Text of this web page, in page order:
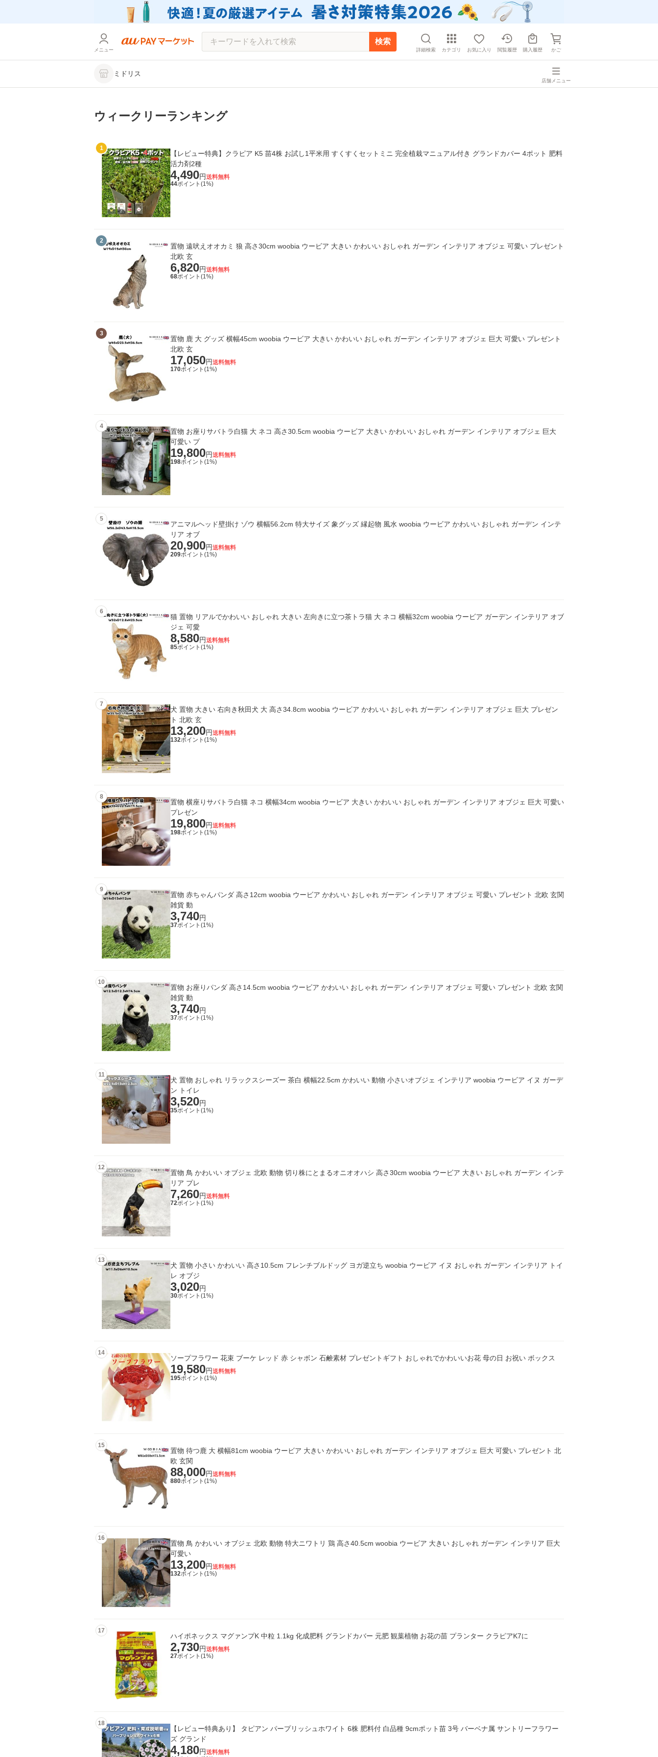
メニュー
検索
詳細検索 カテゴリ お気に入り 閲覧履歴 購入履歴 かご
ミドリス
店舗メニュー
ウィークリーランキング
1
【レビュー特典】クラピア K5 苗4株 お試し1平米用 すくすくセットミニ 完全植栽マニュアル付き グランドカバー 4ポット 肥料
活力剤2種
4,490円送料無料
44ポイント(1%)
2
置物 遠吠えオオカミ 狼 高さ30cm woobia ウービア 大きい かわいい おしゃれ ガーデン インテリア オブジェ 可愛い プレゼント
北欧 玄
6,820円送料無料
68ポイント(1%)
3
置物 鹿 大 グッズ 横幅45cm woobia ウービア 大きい かわいい おしゃれ ガーデン インテリア オブジェ 巨大 可愛い プレゼント
北欧 玄
17,050円送料無料
170ポイント(1%)
4
置物 お座りサバトラ白猫 大 ネコ 高さ30.5cm woobia ウービア 大きい かわいい おしゃれ ガーデン インテリア オブジェ 巨大
可愛い プ
19,800円送料無料
198ポイント(1%)
5
アニマルヘッド壁掛け ゾウ 横幅56.2cm 特大サイズ 象グッズ 縁起物 風水 woobia ウービア かわいい おしゃれ ガーデン インテ
リア オブ
20,900円送料無料
209ポイント(1%)
6
猫 置物 リアルでかわいい おしゃれ 大きい 左向きに立つ茶トラ猫 大 ネコ 横幅32cm woobia ウービア ガーデン インテリア オブ
ジェ 可愛
8,580円送料無料
85ポイント(1%)
7
犬 置物 大きい 右向き秋田犬 大 高さ34.8cm woobia ウービア かわいい おしゃれ ガーデン インテリア オブジェ 巨大 プレゼン
ト 北欧 玄
13,200円送料無料
132ポイント(1%)
8
置物 横座りサバトラ白猫 ネコ 横幅34cm woobia ウービア 大きい かわいい おしゃれ ガーデン インテリア オブジェ 巨大 可愛い
プレゼン
19,800円送料無料
198ポイント(1%)
9
置物 赤ちゃんパンダ 高さ12cm woobia ウービア かわいい おしゃれ ガーデン インテリア オブジェ 可愛い プレゼント 北欧 玄関
雑貨 動
3,740円
37ポイント(1%)
10
置物 お座りパンダ 高さ14.5cm woobia ウービア かわいい おしゃれ ガーデン インテリア オブジェ 可愛い プレゼント 北欧 玄関
雑貨 動
3,740円
37ポイント(1%)
11
犬 置物 おしゃれ リラックスシーズー 茶白 横幅22.5cm かわいい 動物 小さいオブジェ インテリア woobia ウービア イヌ ガーデ
ン トイレ
3,520円
35ポイント(1%)
12
置物 鳥 かわいい オブジェ 北欧 動物 切り株にとまるオニオオハシ 高さ30cm woobia ウービア 大きい おしゃれ ガーデン インテ
リア プレ
7,260円送料無料
72ポイント(1%)
13
犬 置物 小さい かわいい 高さ10.5cm フレンチブルドッグ ヨガ逆立ち woobia ウービア イヌ おしゃれ ガーデン インテリア トイ
レ オブジ
3,020円
30ポイント(1%)
14
ソープフラワー 花束 ブーケ レッド 赤 シャボン 石鹸素材 プレゼントギフト おしゃれでかわいいお花 母の日 お祝い ボックス
19,580円送料無料
195ポイント(1%)
15
置物 待つ鹿 大 横幅81cm woobia ウービア 大きい かわいい おしゃれ ガーデン インテリア オブジェ 巨大 可愛い プレゼント 北
欧 玄関
88,000円送料無料
880ポイント(1%)
16
置物 鳥 かわいい オブジェ 北欧 動物 特大ニワトリ 鶏 高さ40.5cm woobia ウービア 大きい おしゃれ ガーデン インテリア 巨大
可愛い
13,200円送料無料
132ポイント(1%)
17
ハイポネックス マグァンプK 中粒 1.1kg 化成肥料 グランドカバー 元肥 観葉植物 お花の苗 プランター クラピアK7に
2,730円送料無料
27ポイント(1%)
18
【レビュー特典あり】 タピアン パープリッシュホワイト 6株 肥料付 白品種 9cmポット苗 3号 バーベナ属 サントリーフラワー
ズ グランド
4,180円送料無料